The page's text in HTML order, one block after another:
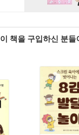
이 책을 구입하신 분